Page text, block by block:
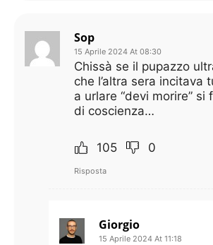
Sop
15 Aprile 2024 At 08:30
Chissà se il pupazzo
che l’altra sera incitava
a urlare “devi morire” si
di coscienza…
105 0
Risposta
Giorgio
15 Aprile 2024 At 11:18